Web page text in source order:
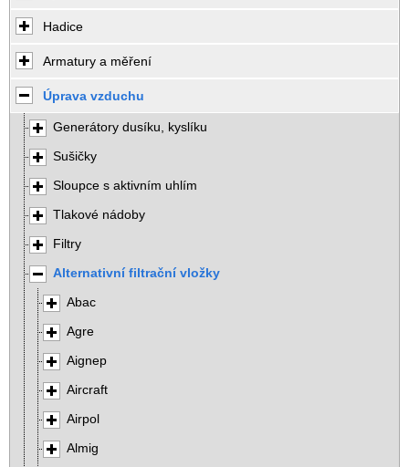
Hadice
Armatury a měření
Úprava vzduchu
Generátory dusíku, kyslíku
Sušičky
Sloupce s aktivním uhlím
Tlakové nádoby
Filtry
Alternativní filtrační vložky
Abac
Agre
Aignep
Aircraft
Airpol
Almig